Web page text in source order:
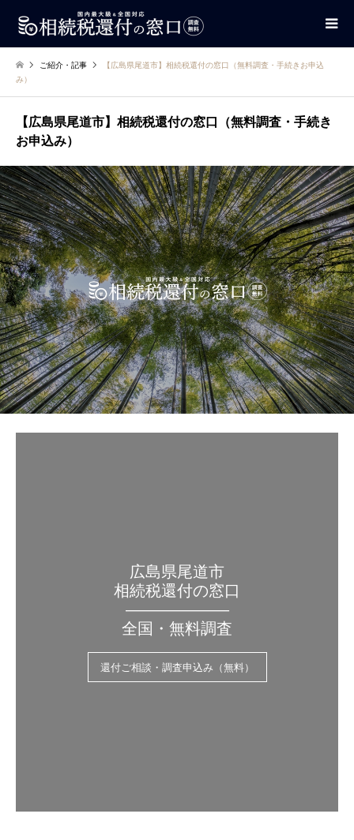
ご紹介・記事
【広島県尾道市】相続税還付の窓口（無料調査・手続きお申込
み）
【広島県尾道市】相続税還付の窓口（無料調査・手続き
お申込み）
広島県尾道市
相続税還付の窓口
——————–
全国・無料調査
還付ご相談・調査申込み（無料）